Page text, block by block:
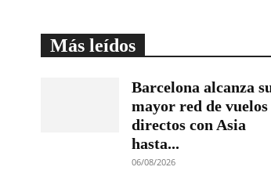
Más leídos
Barcelona alcanza
mayor red de vuelos
directos con Asia
hasta...
06/08/2026